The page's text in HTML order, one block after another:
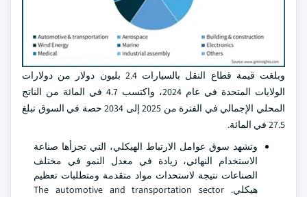
وبلغت قيمة قطاع النقل بالسيارات 2.4 بليون دولار من دولارات
الولايات المتحدة في عام 2024، واكتسب 4.7 في المائة من الناتج
المحلي الإجمالي في الفترة من 2025 إلى 2034 حصة في السوق تبلغ
27.5 في المائة.
وتشهد سوق عوامل الارتباط الهيكلي، التي تجزأها صناعة
الاستخدام النهائي، زيادة في معدل النمو في مختلف
الصناعات نتيجة لاستحداث مواد متقدمة ومتطلبات تعظيم
هيكلي. The automotive and transportation sector